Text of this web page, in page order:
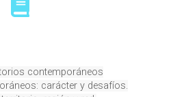
contemporáneos
carácter y desafíos.